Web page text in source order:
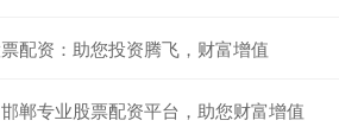
配资：助您投资腾飞，财富增值
郸专业股票配资平台，助您财富增值